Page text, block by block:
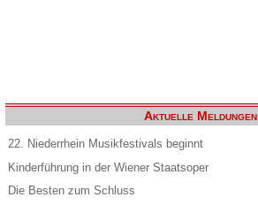
Aktuelle Meldungen
22. Niederrhein Musikfestivals beginnt
Kinderführung in der Wiener Staatsoper
Die Besten zum Schluss